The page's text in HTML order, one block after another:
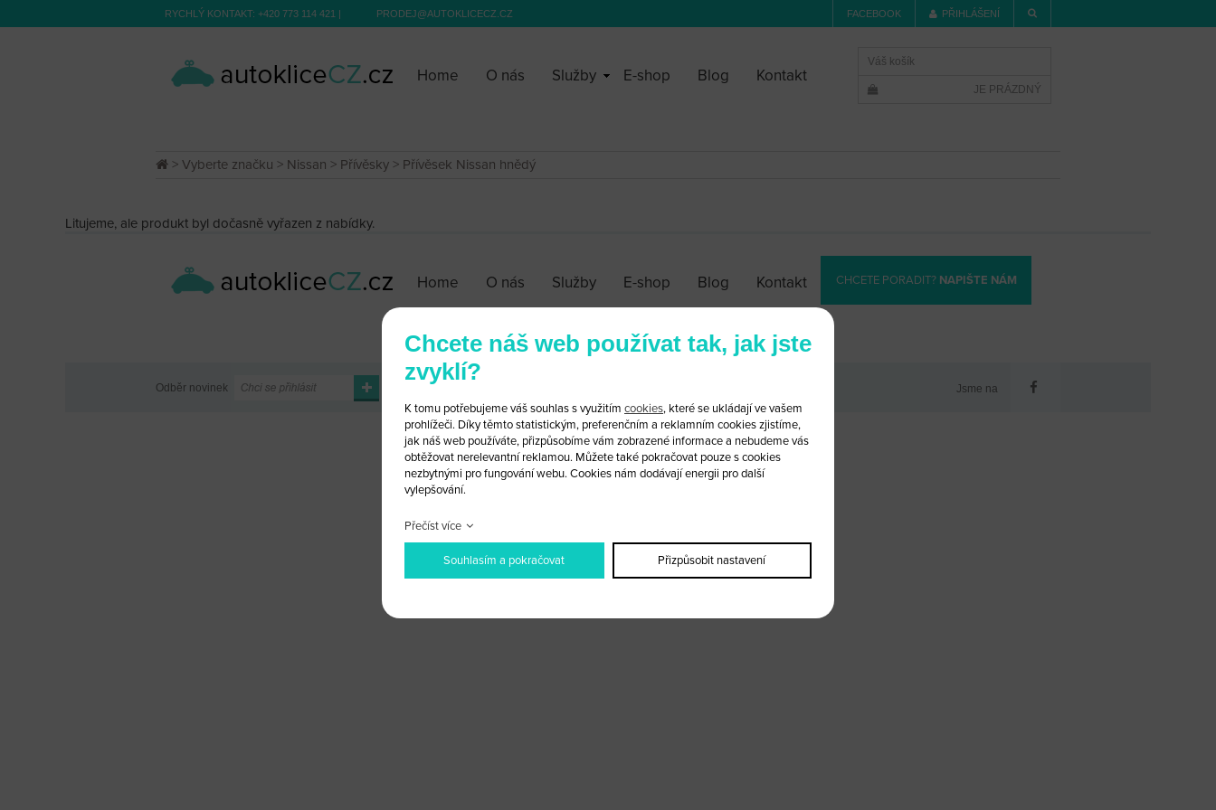
RYCHLÝ KONTAKT: +420 773 114 421 | PRODEJ@AUTOKLICECZ.CZ FACEBOOK PŘIHLÁŠENÍ
Home O nás Služby E-shop Blog Kontakt
Váš košík
JE PRÁZDNÝ
> Vyberte značku > Nissan > Přívěsky > Přívěsek Nissan hnědý
Litujeme, ale produkt byl dočasně vyřazen z nabídky.
Home O nás Služby E-shop Blog Kontakt CHCETE PORADIT? NAPIŠTE NÁM
Odběr novinek Obchodní podmínky Jsme na
Chcete náš web používat tak, jak jste
zvyklí?
K tomu potřebujeme váš souhlas s využitím cookies, které se ukládají ve vašem
prohlížeči. Díky těmto statistickým, preferenčním a reklamním cookies zjistíme,
jak náš web používáte, přizpůsobíme vám zobrazené informace a nebudeme vás
obtěžovat nerelevantní reklamou. Můžete také pokračovat pouze s cookies
nezbytnými pro fungování webu. Cookies nám dodávají energii pro další
vylepšování.
Přečíst více
Souhlasím a pokračovat Přizpůsobit nastavení